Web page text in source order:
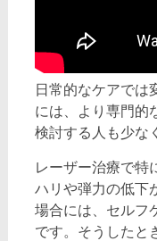
日常的なケアでは
には、より専門的
検討する人も少な
レーザー治療で特
ハリや弾力の低下
場合には、セルフ
です。そうしたと